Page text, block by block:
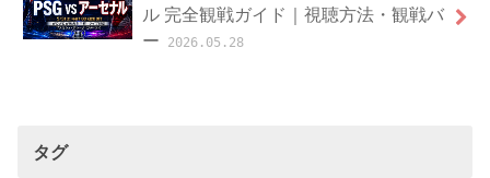
ル 完全観戦ガイド｜視聴方法・観戦バ
ー
2026.05.28
タグ